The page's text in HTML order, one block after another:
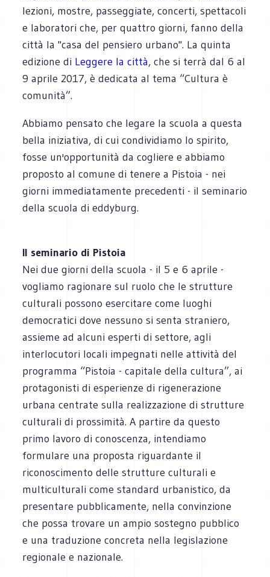
le­zioni, mo­stre, pas­seg­giate, con­certi, spet­ta­coli
e la­bo­ra­tori che, per quattro giorni, fanno della
città la "casa del pen­siero ur­bano". La quinta
edizione di Leggere la città, che si terrà dal 6 al
9 aprile 2017, è dedicata al tema “Cultura è
comunità”.
Abbiamo pensato che legare la scuola a questa
bella iniziativa, di cui condividiamo lo spirito,
fosse un'opportunità da cogliere e abbiamo
proposto al comune di tenere a Pistoia - nei
giorni immediatamente precedenti - il seminario
della scuola di eddyburg.
Il seminario di Pistoia
Nei due giorni della scuola - il 5 e 6 aprile -
vogliamo ragionare sul ruolo che le strutture
culturali possono esercitare come luoghi
democratici dove nessuno si senta straniero,
assieme ad alcuni esperti di settore, agli
interlocutori locali impegnati nelle attività del
programma “Pistoia - capitale della cultura”, ai
protagonisti di esperienze di rigenerazione
urbana centrate sulla realizzazione di strutture
culturali di prossimità. A partire da questo
primo lavoro di conoscenza, intendiamo
formulare una proposta riguardante il
riconoscimento delle strutture culturali e
multiculturali come standard urbanistico, da
presentare pubblicamente, nella convinzione
che possa trovare un ampio sostegno pubblico
e una traduzione concreta nella legislazione
regionale e nazionale.